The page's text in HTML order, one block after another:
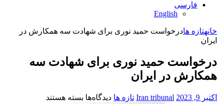
فارسی
English
خانهتازه هادرخواست حمید نوری برای شهادت سه همکارش در
ایران
درخواست حمید نوری برای شهادت سه
همکارش در ایران
اکتبر 9, 2023 Iran tribunal تازه ها دیدگاه‌ها برای
بسته هستند